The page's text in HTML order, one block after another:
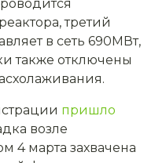
третий
в сеть 690МВт,
также отключены
пришло
возле
4 марта захвачена